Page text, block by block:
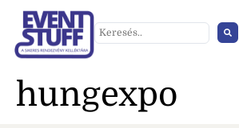
hungexpo